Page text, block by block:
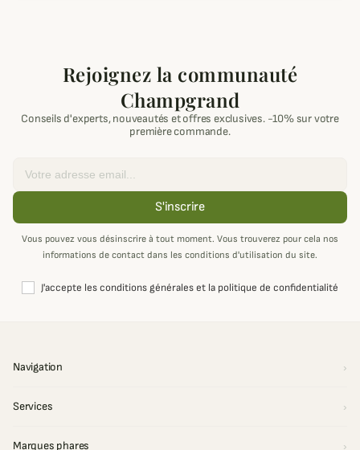
Rejoignez la communauté
Champgrand
Conseils d'experts, nouveautés et offres exclusives. -10% sur votre
première commande.
S'inscrire
Vous pouvez vous désinscrire à tout moment. Vous trouverez pour cela nos
informations de contact dans les conditions d'utilisation du site.
J'accepte les conditions générales et la politique de confidentialité
Navigation
Services
Marques phares